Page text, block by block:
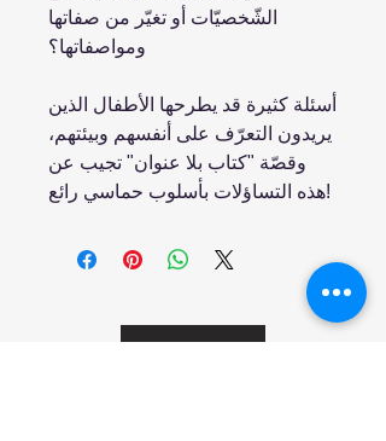
الشّخصيّات أو تغيّر من صفاتها
ومواصفاتها؟
أسئلة كثيرة قد يطرحها الأطفال الذين
يريدون التعرّف على أنفسهم وبيئتهم،
وقصّة "كتاب بلا عنوان" تجيب عن
هذه التساؤلات بأسلوب حماسي رائع!